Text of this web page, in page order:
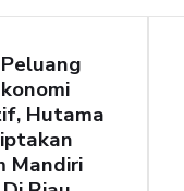
Hutama
Mandiri